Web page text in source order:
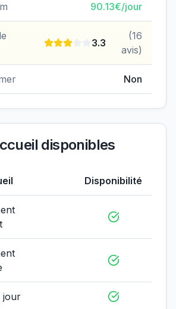
90.13€/jour
3.3
(16
avis)
Non
disponibles
Disponibilité
jour